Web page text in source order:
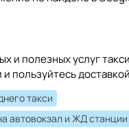
и полезных услуг
пользуйтесь
такси
автовокзал и ЖД станции